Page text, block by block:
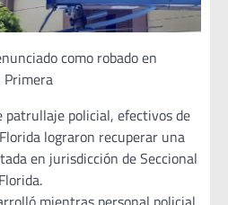
como robado en
Primera
patrullaje policial, efectivos de
lograron recuperar una
en jurisdicción de Seccional